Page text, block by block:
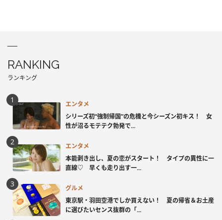
RANKING
ランキング
エンタメ
シリーズ初“強制帰国”の危機と今シーズン初キス！ 女
性が沼るモテテク勃発で...
エンタメ
本能剥き出し、夏の恋がスタート！ タイプの異性に一
直線♡ 早くも走り出す一...
グルメ
東京駅・羽田空港でしか買えない！ 夏の帰省＆お土産
に選びたいセンス抜群の「...